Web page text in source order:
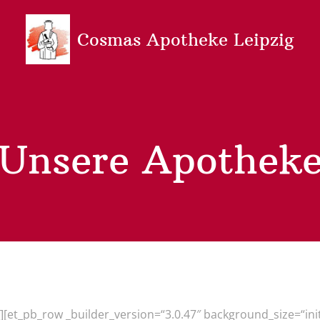
Cosmas Apotheke Leipzig
_builder_version=“3.0.47″